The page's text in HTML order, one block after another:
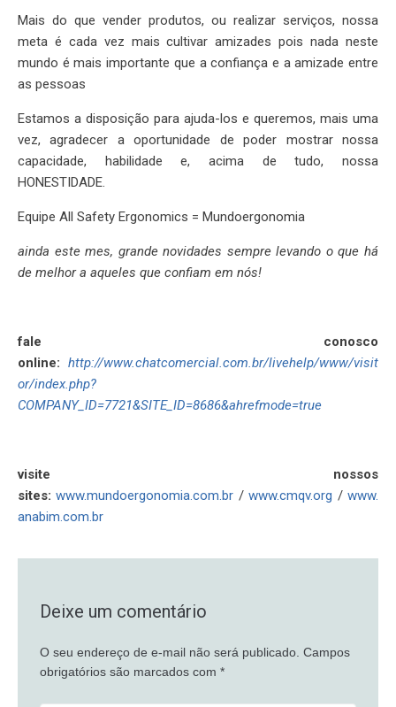
Mais do que vender produtos, ou realizar serviços, nossa
meta é cada vez mais cultivar amizades pois nada neste
mundo é mais importante que a confiança e a amizade entre
as pessoas
Estamos a disposição para ajuda-los e queremos, mais uma
vez, agradecer a oportunidade de poder mostrar nossa
capacidade, habilidade e, acima de tudo, nossa
HONESTIDADE.
Equipe All Safety Ergonomics = Mundoergonomia
ainda este mes, grande novidades sempre levando o que há
de melhor a aqueles que confiam em nós!
fale conosco
online: http://www.chatcomercial.com.br/livehelp/www/visit
or/index.php?
COMPANY_ID=7721&SITE_ID=8686&ahrefmode=true
visite nossos
sites:www.mundoergonomia.com.br /www.cmqv.org /www.
anabim.com.br
Deixe um comentário
O seu endereço de e-mail não será publicado. Campos
obrigatórios são marcados com *